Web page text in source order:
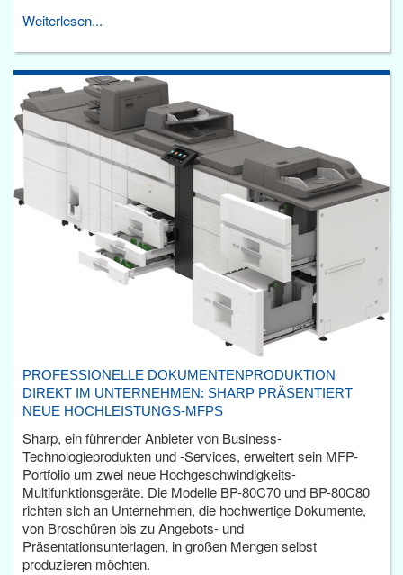
Weiterlesen...
PROFESSIONELLE DOKUMENTENPRODUKTION
DIREKT IM UNTERNEHMEN: SHARP PRÄSENTIERT
NEUE HOCHLEISTUNGS-MFPS
Sharp, ein führender Anbieter von Business-
Technologieprodukten und -Services, erweitert sein MFP-
Portfolio um zwei neue Hochgeschwindigkeits-
Multifunktionsgeräte. Die Modelle BP-80C70 und BP-80C80
richten sich an Unternehmen, die hochwertige Dokumente,
von Broschüren bis zu Angebots- und
Präsentationsunterlagen, in großen Mengen selbst
produzieren möchten.